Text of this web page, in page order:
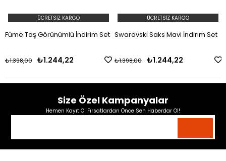
Füme Taş Görünümlü İndirim Set
₺1.244,22
₺1.398,00
ÜCRETSIZ KARGO
Swarovski Saks Mavi İndirim Set
₺1.244,22
₺1.398,00
ÜCRETSIZ KARGO
Size Özel Kampanyalar
Hemen Kayıt Ol Fırsatlardan Önce Sen Haberdar Ol!